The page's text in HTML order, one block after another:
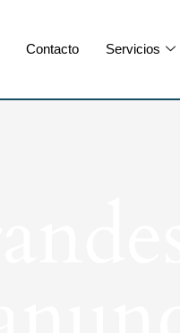
Contacto Servicios